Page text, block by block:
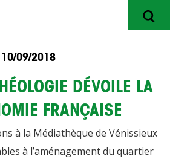
10/09/2018
DÉVOILE LA
FRANÇAISE
à la Médiathèque de Vénissieux
à l’aménagement du quartier